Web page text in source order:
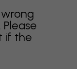
if the